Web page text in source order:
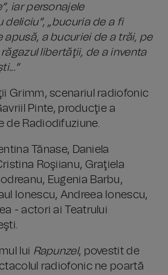
iar personajele
deliciu”, „bucuria de a fi
apusă, a bucuriei de a trăi, pe
libertăţii, de a inventa
Grimm, scenariul radiofonic
Pinte, producţie a
de Radiodifuziune.
Tănase, Daniela
Roşiianu, Graţiela
Eugenia Barbu,
Ionescu, Andreea Ionescu,
- actori ai Teatrului
lui Rapunzel, povestit de
radiofonic ne poartă